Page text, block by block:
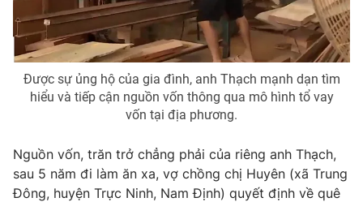
VTV Money VTV Thể thao
VTV Sức khoẻ Bất động sản
VTV4 Vươn mình bằng AI
Được sự ủng hộ của gia đình, anh Thạch mạnh dạn tìm
hiểu và tiếp cận nguồn vốn thông qua mô hình tổ vay
vốn tại địa phương.
Nguồn vốn, trăn trở chẳng phải của riêng anh Thạch,
sau 5 năm đi làm ăn xa, vợ chồng chị Huyên (xã Trung
Đông, huyện Trực Ninh, Nam Định) quyết định về quê